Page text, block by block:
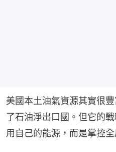
美國本土油氣資源其實很
了石油淨出口國。但它的
用自己的能源，而是掌控